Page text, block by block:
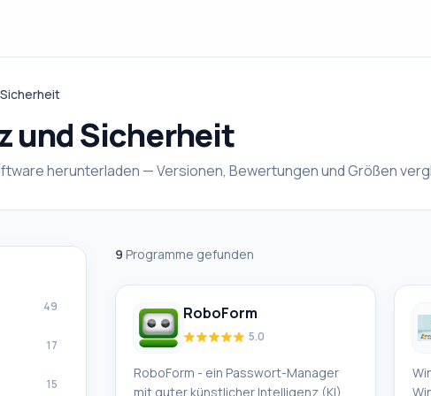
und Sicherheit
herunterladen — Versionen, Bewertungen und Größen
49
17
15
9 Programme gefunden
RoboForm
5.0
RoboForm - ein Passwort-Manager
mit guter künstlicher Intelligenz (KI)